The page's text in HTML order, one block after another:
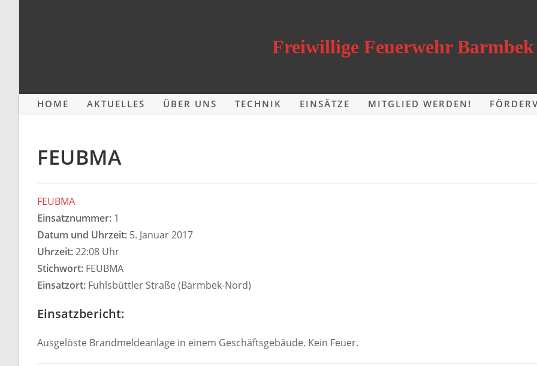
Freiwillige Feuerwehr Barmbek
HOME AKTUELLES ÜBER UNS TECHNIK EINSÄTZE MITGLIED WERDEN!
FEUBMA
FEUBMA
Einsatznummer: 1
Datum und Uhrzeit: 5. Januar 2017
Uhrzeit:22:08 Uhr
Stichwort: FEUBMA
Einsatzort: Fuhlsbüttler Straße (Barmbek-Nord)
Einsatzbericht:
Ausgelöste Brandmeldeanlage in einem Geschäftsgebäude. Kein Feuer.